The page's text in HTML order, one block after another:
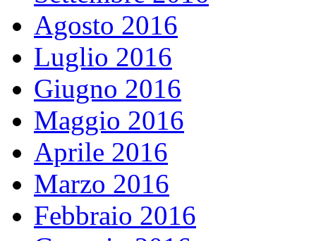
Agosto 2016
Luglio 2016
Giugno 2016
Maggio 2016
Aprile 2016
Marzo 2016
Febbraio 2016